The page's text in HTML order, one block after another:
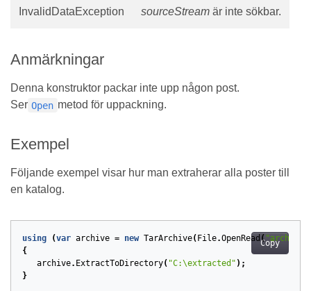
InvalidDataException sourceStream är inte sökbar.
Anmärkningar
Denna konstruktor packar inte upp någon post.
Ser Open metod för uppackning.
Exempel
Följande exempel visar hur man extraherar alla poster till
en katalog.
Copy
using (var archive = new TarArchive( File.OpenRead (
{
archive. ExtractToDirectory( "C:\extracted" );
}